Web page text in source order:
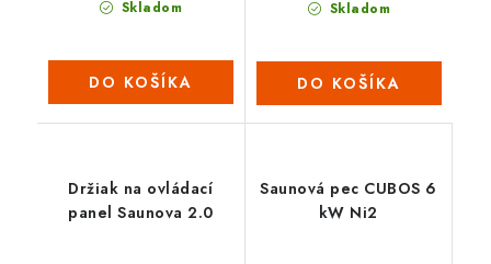
Skladom
DO KOŠÍKA
Skladom
DO KOŠÍKA
Držiak na ovládací
panel Saunova 2.0
Saunová pec CUBOS 6
kW Ni2